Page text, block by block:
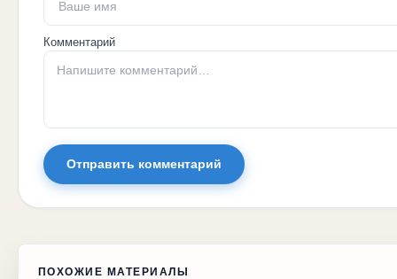
Комментарий
Отправить комментарий
ПОХОЖИЕ МАТЕРИАЛЫ